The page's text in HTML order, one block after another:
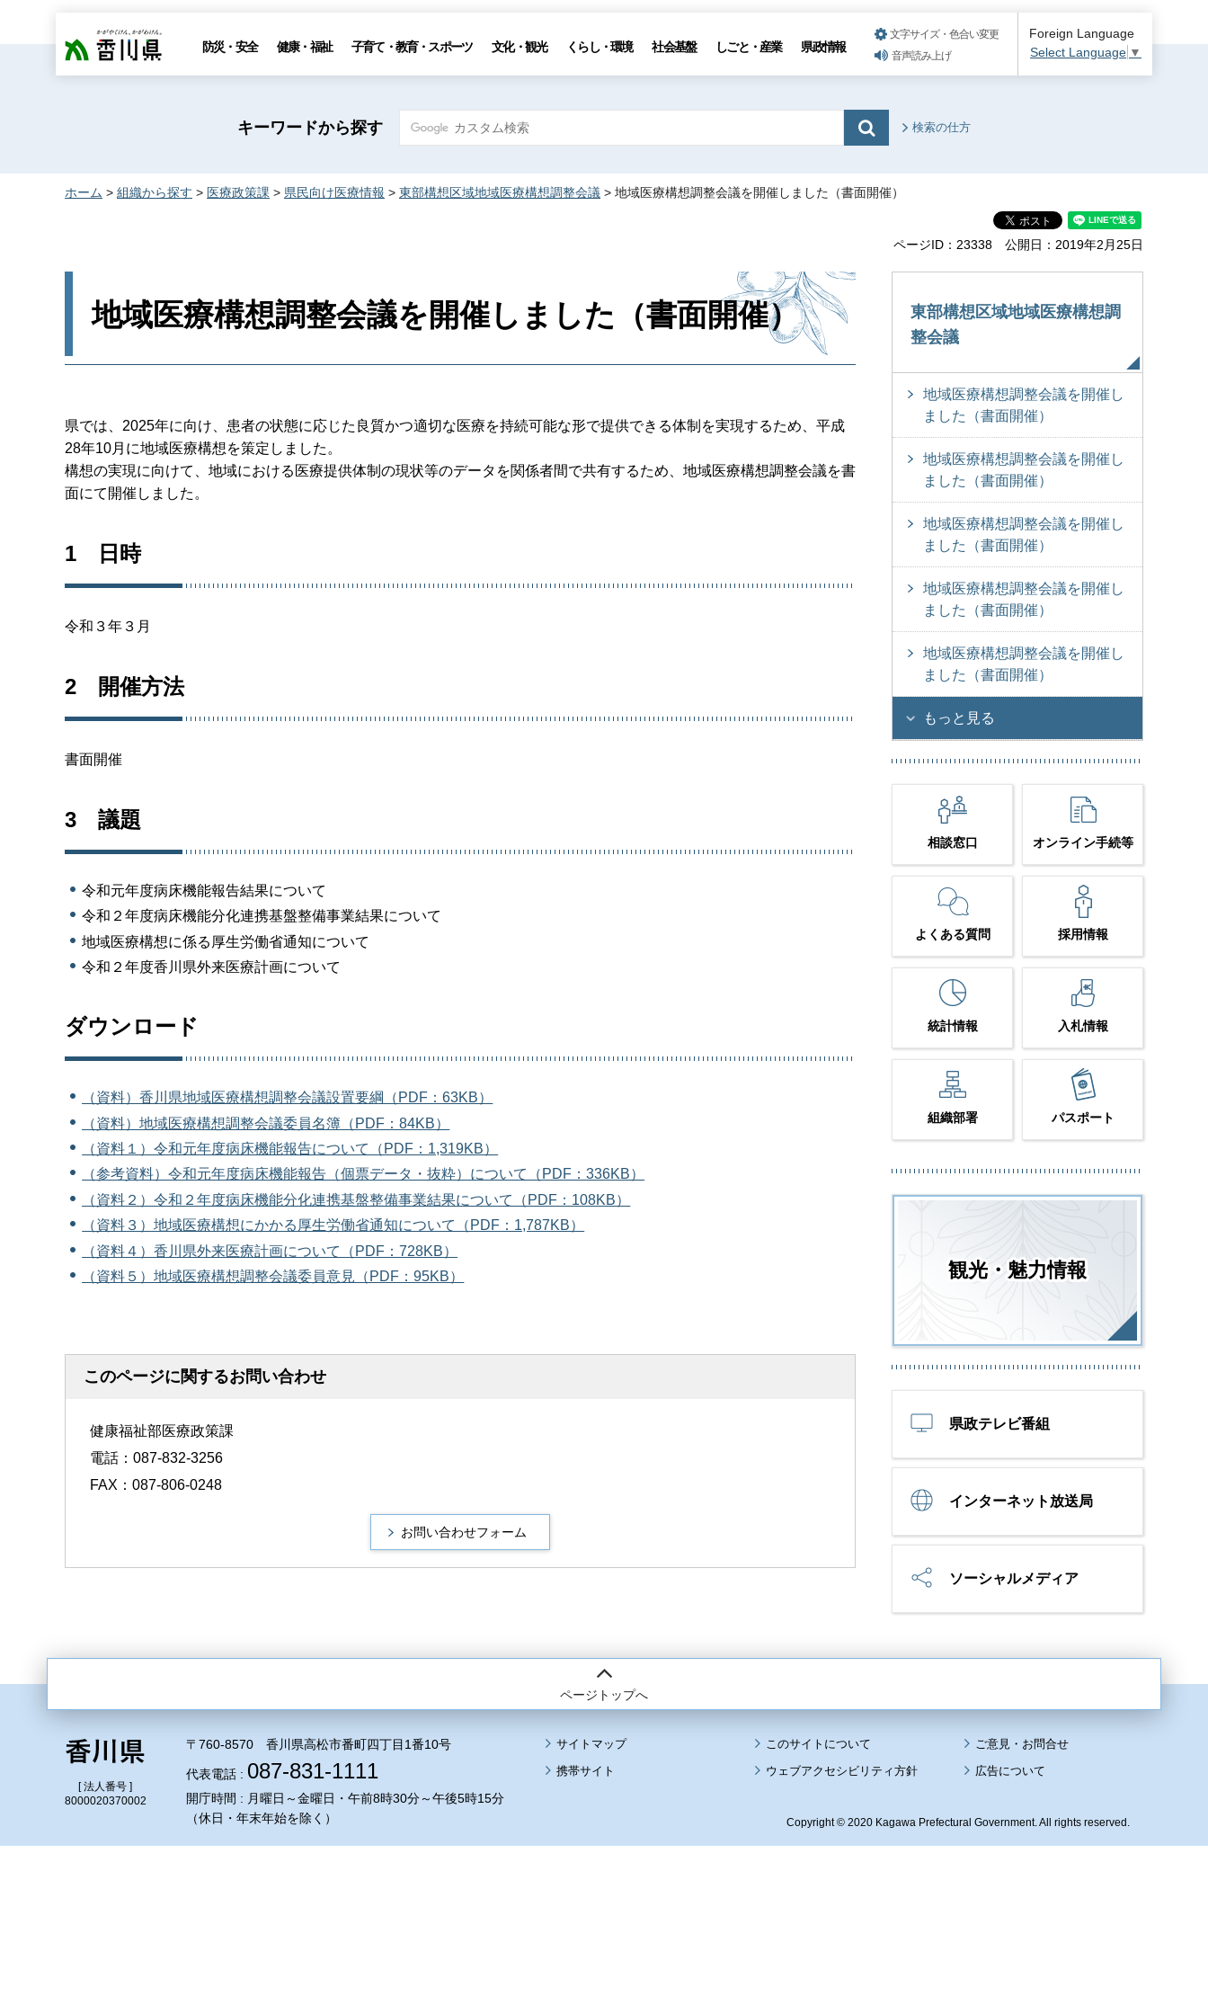
香川県 防災・安全 健康・福祉 子育て・教育・スポーツ 文化・観光 くらし・環境 社会基盤 しごと・産業 県政情報
文字サイズ・色合い変更
音声読み上げ
Foreign Language
Select Language ▼
キーワードから探す 検索の仕方
ホーム > 組織から探す > 医療政策課 > 県民向け医療情報 > 東部構想区域地域医療構想調整会議 > 地域医療構想調整会議を開催しました（書面開催）
ページID：23338 公開日：2019年2月25日
地域医療構想調整会議を開催しました（書面開催）
県では、2025年に向け、患者の状態に応じた良質かつ適切な医療を持続可能な形で提供できる体制を実現するため、平成
28年10月に地域医療構想を策定しました。
構想の実現に向けて、地域における医療提供体制の現状等のデータを関係者間で共有するため、地域医療構想調整会議を書
面にて開催しました。
1 日時
令和３年３月
2 開催方法
書面開催
3 議題
令和元年度病床機能報告結果について
令和２年度病床機能分化連携基盤整備事業結果について
地域医療構想に係る厚生労働省通知について
令和２年度香川県外来医療計画について
ダウンロード
（資料）香川県地域医療構想調整会議設置要綱（PDF：63KB）
（資料）地域医療構想調整会議委員名簿（PDF：84KB）
（資料１）令和元年度病床機能報告について（PDF：1,319KB）
（参考資料）令和元年度病床機能報告（個票データ・抜粋）について（PDF：336KB）
（資料２）令和２年度病床機能分化連携基盤整備事業結果について（PDF：108KB）
（資料３）地域医療構想にかかる厚生労働省通知について（PDF：1,787KB）
（資料４）香川県外来医療計画について（PDF：728KB）
（資料５）地域医療構想調整会議委員意見（PDF：95KB）
このページに関するお問い合わせ
健康福祉部医療政策課
電話：087-832-3256
FAX：087-806-0248
東部構想区域地域医療構想調
整会議
地域医療構想調整会議を開催し
ました（書面開催）
地域医療構想調整会議を開催し
ました（書面開催）
地域医療構想調整会議を開催し
ました（書面開催）
地域医療構想調整会議を開催し
ました（書面開催）
地域医療構想調整会議を開催し
ました（書面開催）
もっと見る
相談窓口 オンライン手続等
よくある質問 採用情報
統計情報 入札情報
組織部署 パスポート
観光・魅力情報
県政テレビ番組
インターネット放送局
ソーシャルメディア
ページトップへ
[ 法人番号 ]
8000020370002
〒760-8570 香川県高松市番町四丁目1番10号
代表電話 : 087-831-1111
開庁時間 : 月曜日～金曜日・午前8時30分～午後5時15分
（休日・年末年始を除く）
サイトマップ
このサイトについて
携帯サイト
ウェブアクセシビリティ方針 広告について
Copyright © 2020 Kagawa Prefectural Government. All rights reserved.